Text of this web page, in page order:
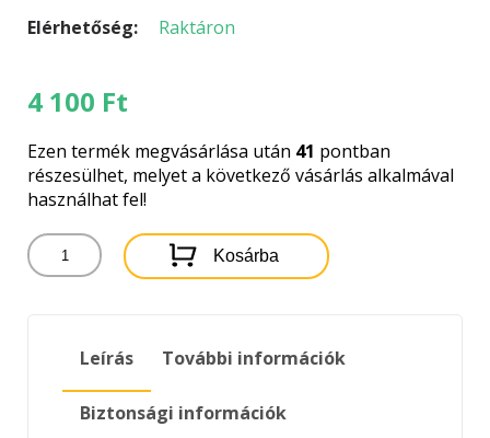
Elérhetőség:
Raktáron
4 100 Ft
Ezen termék megvásárlása után 41 pontban
részesülhet, melyet a következő vásárlás alkalmával
használhat fel!
WÜRTH
MULTI
COBRA
400ML
mennyiség
Kosárba
Leírás További információk
Biztonsági információk